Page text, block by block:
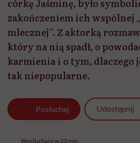
córkę Jaśminę, było
zakończeniem ich wspólnej
mlecznej”. Z aktorką
który na nią spadł, o
karmienia i o tym, dlaczego
tak niepopularne.
Posłuchaj Udostępnij
Wysłuchasz w 23 min